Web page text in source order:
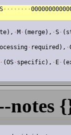
· · · · · · · ·
· M · (merge), ·S ·
· required), ·
· (OS · specific), · E ·
notes